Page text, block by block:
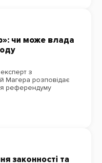
чи може влада
з
Магера розповідає
референдуму
законності та